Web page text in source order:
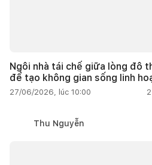
Ngôi nhà tái chế giữa lòng đô
để tạo không gian sống linh
27/06/2026, lúc 10:00 2
Thu Nguyễn